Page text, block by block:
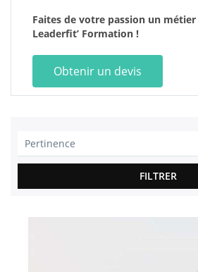
Faites de votre passion un métier
Leaderfit’ Formation !
Obtenir un devis
Pertinence
FILTRER